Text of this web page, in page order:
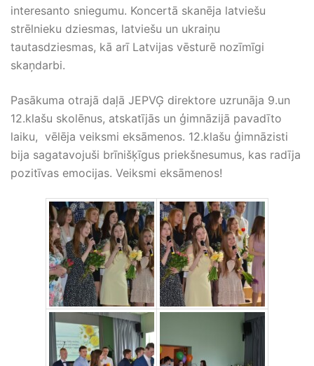
interesanto sniegumu. Koncertā skanēja latviešu
strēlnieku dziesmas, latviešu un ukraiņu
tautasdziesmas, kā arī Latvijas vēsturē nozīmīgi
skaņdarbi.
Pasākuma otrajā daļā JEPVĢ direktore uzrunāja 9.un
12.klašu skolēnus, atskatījās un ģimnāzijā pavadīto
laiku, vēlēja veiksmi eksāmenos. 12.klašu ģimnāzisti
bija sagatavojuši brīnišķīgus priekšnesumus, kas radīja
pozitīvas emocijas. Veiksmi eksāmenos!